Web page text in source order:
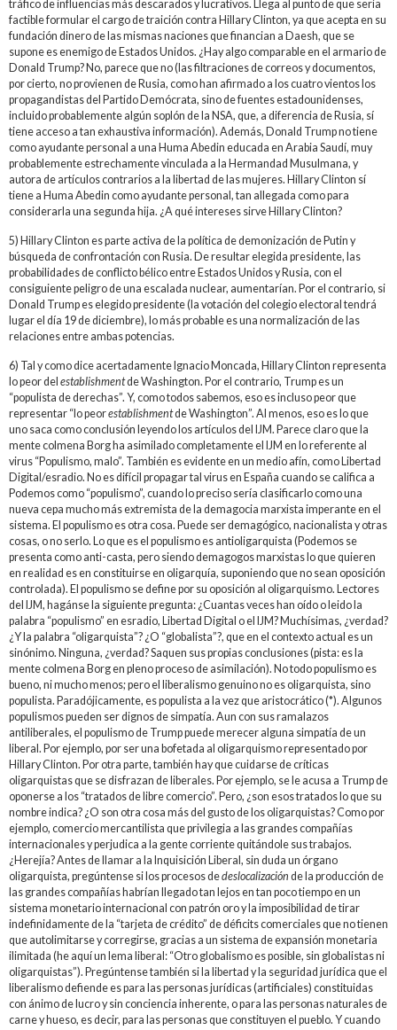
tráfico de influencias más descarados y lucrativos. Llega al punto de que sería
factible formular el cargo de traición contra Hillary Clinton, ya que acepta en su
fundación dinero de las mismas naciones que financian a Daesh, que se
supone es enemigo de Estados Unidos. ¿Hay algo comparable en el armario de
Donald Trump? No, parece que no (las filtraciones de correos y documentos,
por cierto, no provienen de Rusia, como han afirmado a los cuatro vientos los
propagandistas del Partido Demócrata, sino de fuentes estadounidenses,
incluido probablemente algún soplón de la NSA, que, a diferencia de Rusia, sí
tiene acceso a tan exhaustiva información). Además, Donald Trump no tiene
como ayudante personal a una Huma Abedin educada en Arabia Saudí, muy
probablemente estrechamente vinculada a la Hermandad Musulmana, y
autora de artículos contrarios a la libertad de las mujeres. Hillary Clinton sí
tiene a Huma Abedin como ayudante personal, tan allegada como para
considerarla una segunda hija. ¿A qué intereses sirve Hillary Clinton?
5) Hillary Clinton es parte activa de la política de demonización de Putin y
búsqueda de confrontación con Rusia. De resultar elegida presidente, las
probabilidades de conflicto bélico entre Estados Unidos y Rusia, con el
consiguiente peligro de una escalada nuclear, aumentarían. Por el contrario, si
Donald Trump es elegido presidente (la votación del colegio electoral tendrá
lugar el día 19 de diciembre), lo más probable es una normalización de las
relaciones entre ambas potencias.
6) Tal y como dice acertadamente Ignacio Moncada, Hillary Clinton representa
lo peor del establishmentde Washington. Por el contrario, Trump es un
“populista de derechas”. Y, como todos sabemos, eso es incluso peor que
representar “lo peorestablishmentde Washington”. Al menos, eso es lo que
uno saca como conclusión leyendo los artículos del IJM. Parece claro que la
mente colmena Borg ha asimilado completamente el IJM en lo referente al
virus “Populismo, malo”. También es evidente en un medio afín, como Libertad
Digital/esradio. No es difícil propagar tal virus en España cuando se califica a
Podemos como “populismo”, cuando lo preciso sería clasificarlo como una
nueva cepa mucho más extremista de la demagocia marxista imperante en el
sistema. El populismo es otra cosa. Puede ser demagógico, nacionalista y otras
cosas, o no serlo. Lo que es el populismo es antioligarquista (Podemos se
presenta como anti-casta, pero siendo demagogos marxistas lo que quieren
en realidad es en constituirse en oligarquía, suponiendo que no sean oposición
controlada). El populismo se define por su oposición al oligarquismo. Lectores
del IJM, hagánse la siguiente pregunta: ¿Cuantas veces han oído o leido la
palabra “populismo” en esradio, Libertad Digital o el IJM? Muchísimas, ¿verdad?
¿Y la palabra “oligarquista”? ¿O “globalista”?, que en el contexto actual es un
sinónimo. Ninguna, ¿verdad? Saquen sus propias conclusiones (pista: es la
mente colmena Borg en pleno proceso de asimilación). No todo populismo es
bueno, ni mucho menos; pero el liberalismo genuino no es oligarquista, sino
populista. Paradójicamente, es populista a la vez que aristocrático (*). Algunos
populismos pueden ser dignos de simpatía. Aun con sus ramalazos
antiliberales, el populismo de Trump puede merecer alguna simpatía de un
liberal. Por ejemplo, por ser una bofetada al oligarquismo representado por
Hillary Clinton. Por otra parte, también hay que cuidarse de críticas
oligarquistas que se disfrazan de liberales. Por ejemplo, se le acusa a Trump de
oponerse a los “tratados de libre comercio”. Pero, ¿son esos tratados lo que su
nombre indica? ¿O son otra cosa más del gusto de los oligarquistas? Como por
ejemplo, comercio mercantilista que privilegia a las grandes compañías
internacionales y perjudica a la gente corriente quitándole sus trabajos.
¿Herejía? Antes de llamar a la Inquisición Liberal, sin duda un órgano
oligarquista, pregúntense si los procesos dedeslocalización de la producción de
las grandes compañías habrían llegado tan lejos en tan poco tiempo en un
sistema monetario internacional con patrón oro y la imposibilidad de tirar
indefinidamente de la “tarjeta de crédito” de déficits comerciales que no tienen
que autolimitarse y corregirse, gracias a un sistema de expansión monetaria
ilimitada (he aquí un lema liberal: “Otro globalismo es posible, sin globalistas ni
oligarquistas”). Pregúntense también si la libertad y la seguridad jurídica que el
liberalismo defiende es para las personas jurídicas (artificiales) constituidas
con ánimo de lucro y sin conciencia inherente, o para las personas naturales de
carne y hueso, es decir, para las personas que constituyen el pueblo. Y cuando